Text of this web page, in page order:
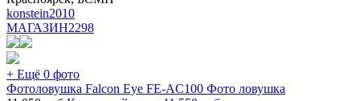
konstein2010
МАГАЗИН2298
+ Ещё 0 фото
Фотоловушка Falcon Eye FE-AC100 Фото ловушка